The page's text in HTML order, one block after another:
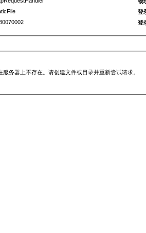
登
登
服务器上不存在。请创建文件或目录并重新尝试请求。